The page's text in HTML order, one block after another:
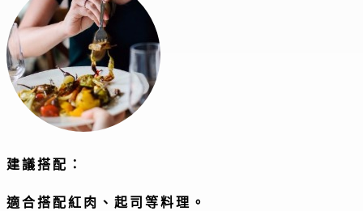
建議搭配：
適合搭配紅肉、起司等料理。